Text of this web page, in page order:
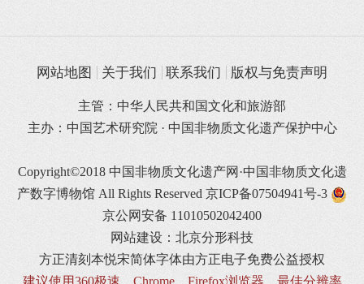
网站地图 关于我们 联系我们 版权与免责声明
主管：中华人民共和国文化和旅游部
主办：中国艺术研究院 · 中国非物质文化遗产保护中心
Copyright©2018 中国非物质文化遗产网·中国非物质文化遗
产数字博物馆 All Rights Reserved 京ICP备07504941号-3
京公网安备 11010502042400
网站建设：北京分形科技
方正清刻本悦宋简体字体由方正电子免费公益授权
建议使用360极速、Chrome、Firefox浏览器，最佳分辨率